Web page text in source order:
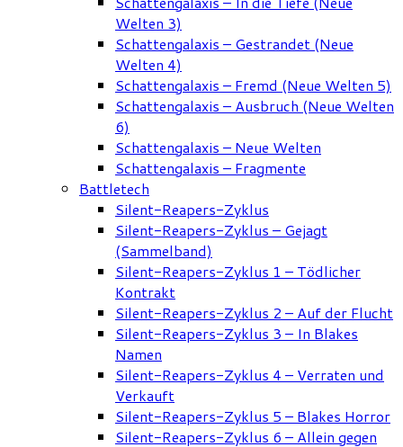
Welten 3)
Schattengalaxis – Gestrandet (Neue
Welten 4)
Schattengalaxis – Fremd (Neue Welten 5)
Schattengalaxis – Ausbruch (Neue Welten
6)
Schattengalaxis – Neue Welten
Schattengalaxis – Fragmente
Battletech
Silent-Reapers-Zyklus
Silent-Reapers-Zyklus – Gejagt
(Sammelband)
Silent-Reapers-Zyklus 1 – Tödlicher
Kontrakt
Silent-Reapers-Zyklus 2 – Auf der Flucht
Silent-Reapers-Zyklus 3 – In Blakes
Namen
Silent-Reapers-Zyklus 4 – Verraten und
Verkauft
Silent-Reapers-Zyklus 5 – Blakes Horror
Silent-Reapers-Zyklus 6 – Allein gegen